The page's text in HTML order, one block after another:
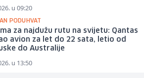
u 09:20
PODUHVAT
za najdužu rutu na svijetu: Qantas
avion za let do 22 sata, letio od
do Australije
u 13:50